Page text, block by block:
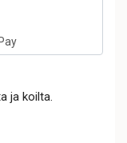
ja koilta.